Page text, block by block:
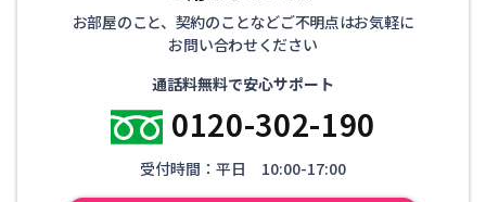
お部屋のこと、契約のことなどご不明点はお気軽に
お問い合わせください
通話料無料で安心サポート
0120-302-190
受付時間：平日 10:00-17:00